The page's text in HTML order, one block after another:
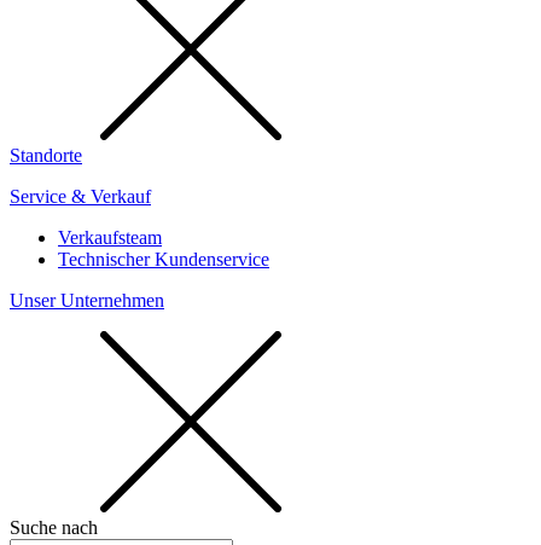
Standorte
Service & Verkauf
Verkaufsteam
Technischer Kundenservice
Unser Unternehmen
Suche nach